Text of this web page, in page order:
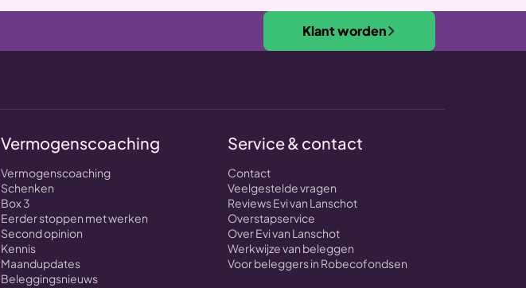
Klant worden
Vermogenscoaching
Vermogenscoaching
Schenken
Box 3
Eerder stoppen met werken
Second opinion
Kennis
Maandupdates
Beleggingsnieuws
Service & contact
Contact
Veelgestelde vragen
Reviews Evi van Lanschot
Overstapservice
Over Evi van Lanschot
Werkwijze van beleggen
Voor beleggers in Robecofondsen